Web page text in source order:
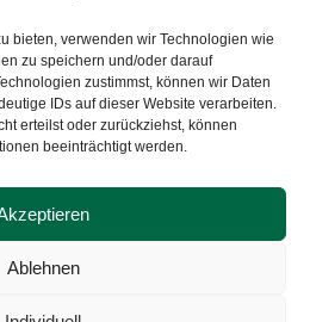
bieten, verwenden wir Technologien wie
zu speichern und/oder darauf
zustimmst, können wir Daten
IDs auf dieser Website verarbeiten.
erteilst oder zurückziehst, können
beeinträchtigt werden.
Ablehnen
Sport-Club von 1893
e.V.